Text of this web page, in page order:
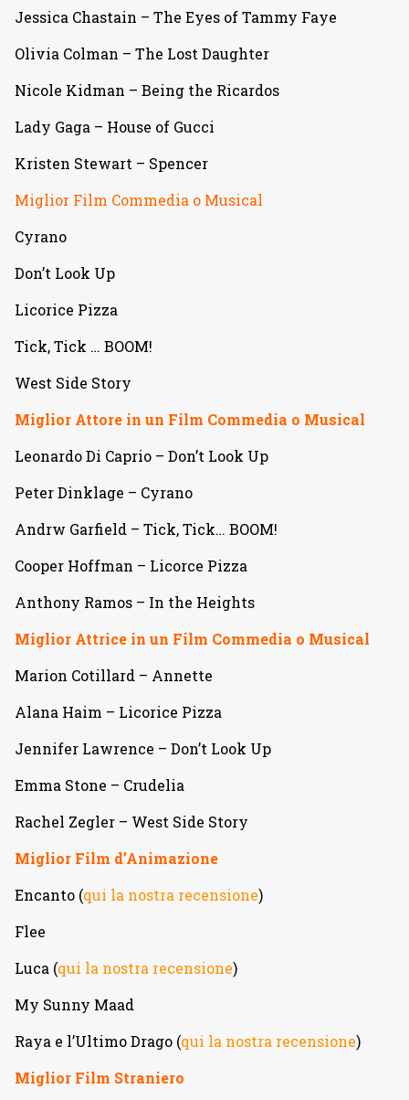
Jessica Chastain – The Eyes of Tammy Faye
Olivia Colman – The Lost Daughter
Nicole Kidman – Being the Ricardos
Lady Gaga – House of Gucci
Kristen Stewart – Spencer
Miglior Film Commedia o Musical
Cyrano
Don’t Look Up
Licorice Pizza
Tick, Tick … BOOM!
West Side Story
Miglior Attore in un Film Commedia o Musical
Leonardo Di Caprio – Don’t Look Up
Peter Dinklage – Cyrano
Andrw Garfield – Tick, Tick… BOOM!
Cooper Hoffman – Licorce Pizza
Anthony Ramos – In the Heights
Miglior Attrice in un Film Commedia o Musical
Marion Cotillard – Annette
Alana Haim – Licorice Pizza
Jennifer Lawrence – Don’t Look Up
Emma Stone – Crudelia
Rachel Zegler – West Side Story
Miglior Film d’Animazione
Encanto (qui la nostra recensione)
Flee
Luca (qui la nostra recensione)
My Sunny Maad
Raya e l’Ultimo Drago (qui la nostra recensione)
Miglior Film Straniero